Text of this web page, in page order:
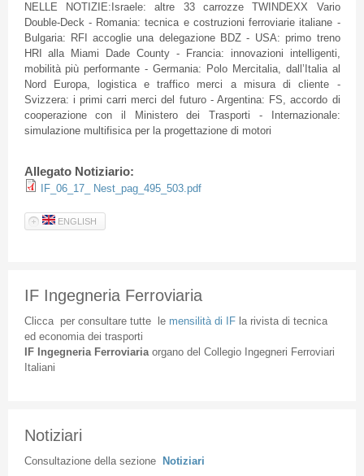
NELLE NOTIZIE:Israele: altre 33 carrozze TWINDEXX Vario
Double-Deck - Romania: tecnica e costruzioni ferroviarie italiane -
Bulgaria: RFI accoglie una delegazione BDZ - USA: primo treno
HRI alla Miami Dade County - Francia: innovazioni intelligenti,
mobilità più performante - Germania: Polo Mercitalia, dall’Italia al
Nord Europa, logistica e traffico merci a misura di cliente -
Svizzera: i primi carri merci del futuro - Argentina: FS, accordo di
cooperazione con il Ministero dei Trasporti - Internazionale:
simulazione multifisica per la progettazione di motori
Allegato Notiziario:
IF_06_17_ Nest_pag_495_503.pdf
ENGLISH
IF Ingegneria Ferroviaria
Cliccaper consultare tuttele mensilità di IFla rivista di tecnica
ed economia dei trasporti
IF Ingegneria Ferroviaria organodel Collegio Ingegneri Ferroviari
Italiani
Notiziari
Consultazione della sezione Notiziari